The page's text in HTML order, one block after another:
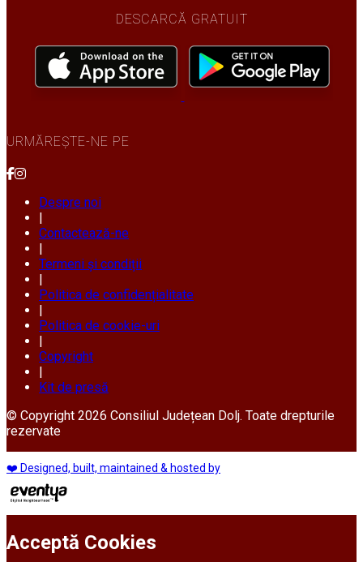
DESCARCĂ GRATUIT
URMĂREȘTE-NE PE
Despre noi
|
Contactează-ne
|
Termeni și condiții
|
Politica de confidențialitate
|
Politica de cookie-uri
|
Copyright
|
Kit de presă
© Copyright 2026 Consiliul Județean Dolj. Toate drepturile
rezervate
❤️ Designed, built, maintained & hosted by
Acceptă Cookies